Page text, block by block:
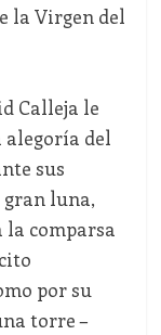
la Virgen del
Calleja le
alegoría del
sus
gran luna,
la comparsa
por su
torre –